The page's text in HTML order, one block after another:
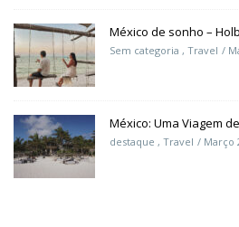
México de sonho –
Sem categoria , Travel
México: Uma Viagem
destaque , Travel Março